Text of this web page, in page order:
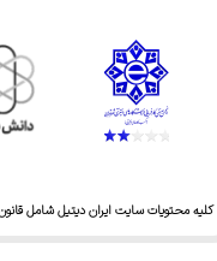
محتویات سایت ایران دیتیل شامل